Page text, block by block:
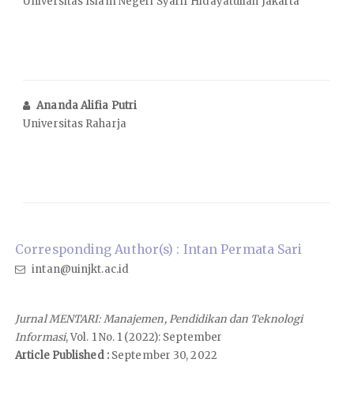
Ananda Alifia Putri
Universitas Raharja
Corresponding Author(s) : Intan Permata Sari
intan@uinjkt.ac.id
Jurnal MENTARI: Manajemen, Pendidikan dan Teknologi
Informasi, Vol. 1 No. 1 (2022): September
Article Published :September 30, 2022